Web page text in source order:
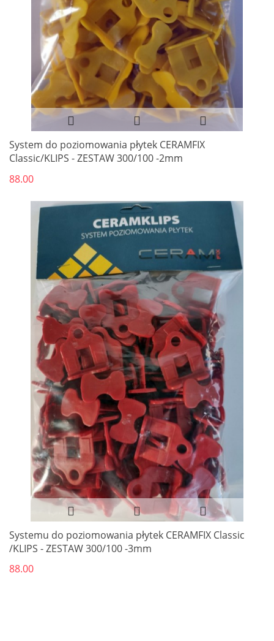
System do poziomowania płytek CERAMFIX
Classic/KLIPS - ZESTAW 300/100 -2mm
88.00
Systemu do poziomowania płytek CERAMFIX Classic
/KLIPS - ZESTAW 300/100 -3mm
88.00